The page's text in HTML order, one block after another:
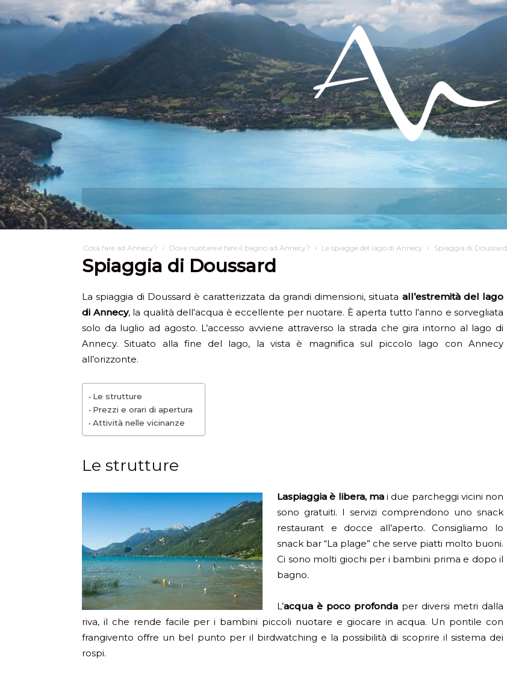
Cosa posso fare? Insediamento
Cosa fare ad Annecy? Dove nuotare e fare il bagno ad Annecy? Le spiagge del lago di Annecy Spiaggia di Doussard
Spiaggia di Doussard
La spiaggia di Doussard è caratterizzata da grandi dimensioni, situata all’estremità del lago
di Annecy, la qualità dell’acqua è eccellente per nuotare. È aperta tutto l’anno e sorvegliata
solo da luglio ad agosto. L’accesso avviene attraverso la strada che gira intorno al lago di
Annecy. Situato alla fine del lago, la vista è magnifica sul piccolo lago con Annecy
all’orizzonte.
Le strutture
Prezzi e orari di apertura
Attività nelle vicinanze
Le strutture
Laspiaggia è libera, mai due parcheggi vicini non
sono gratuiti. I servizi comprendono uno snack
restaurant e docce all’aperto. Consigliamo lo
snack bar “La plage” che serve piatti molto buoni.
Ci sono molti giochi per i bambini prima e dopo il
bagno.
L’acqua è poco profonda per diversi metri dalla
riva, il che rende facile per i bambini piccoli nuotare e giocare in acqua. Un pontile con
frangivento offre un bel punto per il birdwatching e la possibilità di scoprire il sistema dei
rospi.